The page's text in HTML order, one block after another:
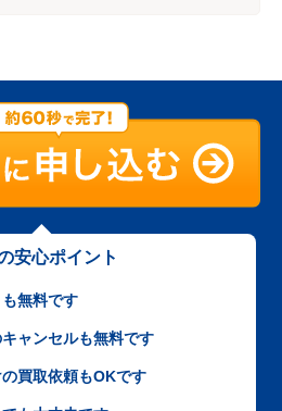
安心ポイント
無料です
ャンセルも無料です
買取依頼もOKです